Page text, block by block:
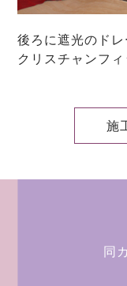
後ろに遮光のドレ
クリスチャンフ
施
同